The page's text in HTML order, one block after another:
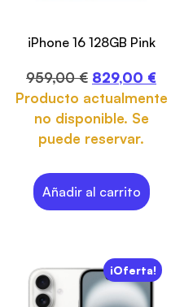
iPhone 16 128GB Pink
959,00€ 829,00 €
Producto actualmente
no disponible. Se
puede reservar.
Añadir al carrito
¡Oferta!